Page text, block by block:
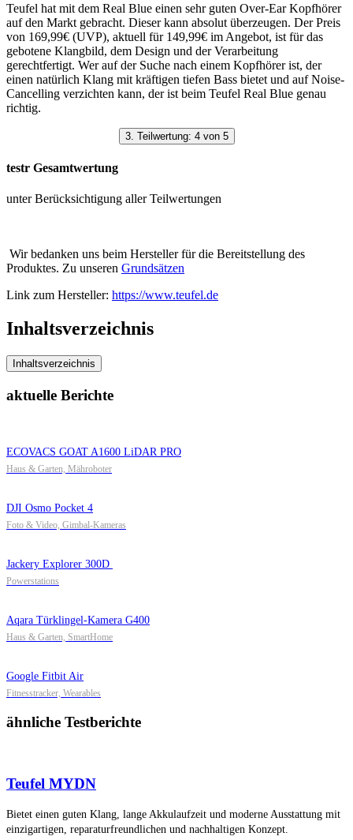
Teufel hat mit dem Real Blue einen sehr guten Over-Ear Kopfhörer
auf den Markt gebracht. Dieser kann absolut überzeugen. Der Preis
von 169,99€ (UVP), aktuell für 149,99€ im Angebot, ist für das
gebotene Klangbild, dem Design und der Verarbeitung
gerechtfertigt. Wer auf der Suche nach einem Kopfhörer ist, der
einen natürlich Klang mit kräftigen tiefen Bass bietet und auf Noise-
Cancelling verzichten kann, der ist beim Teufel Real Blue genau
richtig.
3. Teilwertung: 4 von 5
testr Gesamtwertung
unter Berücksichtigung aller Teilwertungen
Wir bedanken uns beim Hersteller für die Bereitstellung des
Produktes. Zu unseren Grundsätzen
Link zum Hersteller: https://www.teufel.de
Inhaltsverzeichnis
Inhaltsverzeichnis
aktuelle Berichte
ECOVACS GOAT A1600 LiDAR PRO
Haus & Garten, Mähroboter
DJI Osmo Pocket 4
Foto & Video, Gimbal-Kameras
Jackery Explorer 300D
Powerstations
Aqara Türklingel-Kamera G400
Haus & Garten, SmartHome
Google Fitbit Air
Fitnesstracker, Wearables
ähnliche Testberichte
Teufel MYDN
Bietet einen guten Klang, lange Akkulaufzeit und moderne Ausstattung mit
einzigartigen, reparaturfreundlichen und nachhaltigen Konzept.